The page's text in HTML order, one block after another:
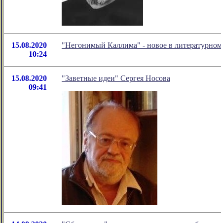
15.08.2020
10:24
"Негонимый Каллима" - новое в
15.08.2020
09:41
"Заветные идеи" Сергея Носова